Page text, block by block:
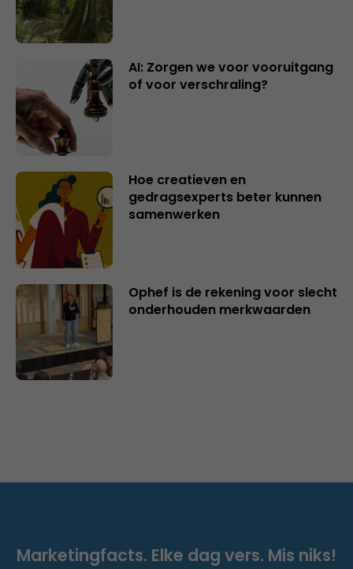
AI: Zorgen we voor vooruitgang
of voor verschraling?
Hoe creatieven en
gedragsexperts beter kunnen
samenwerken
Ophef is de rekening voor slecht
onderhouden merkwaarden
Marketingfacts. Elke dag vers. Mis niks!